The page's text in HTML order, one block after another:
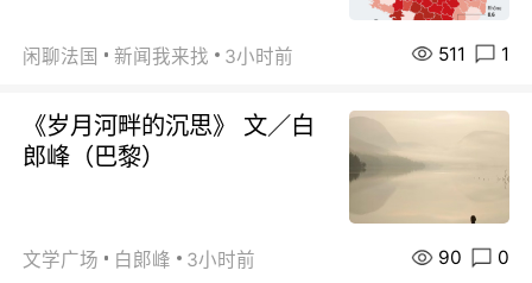
闲聊法国 新闻我来找 3小时前 511 1
《岁月河畔的沉思》 文／白
郎峰（巴黎）
文学广场 白郞峰 3小时前 90 0